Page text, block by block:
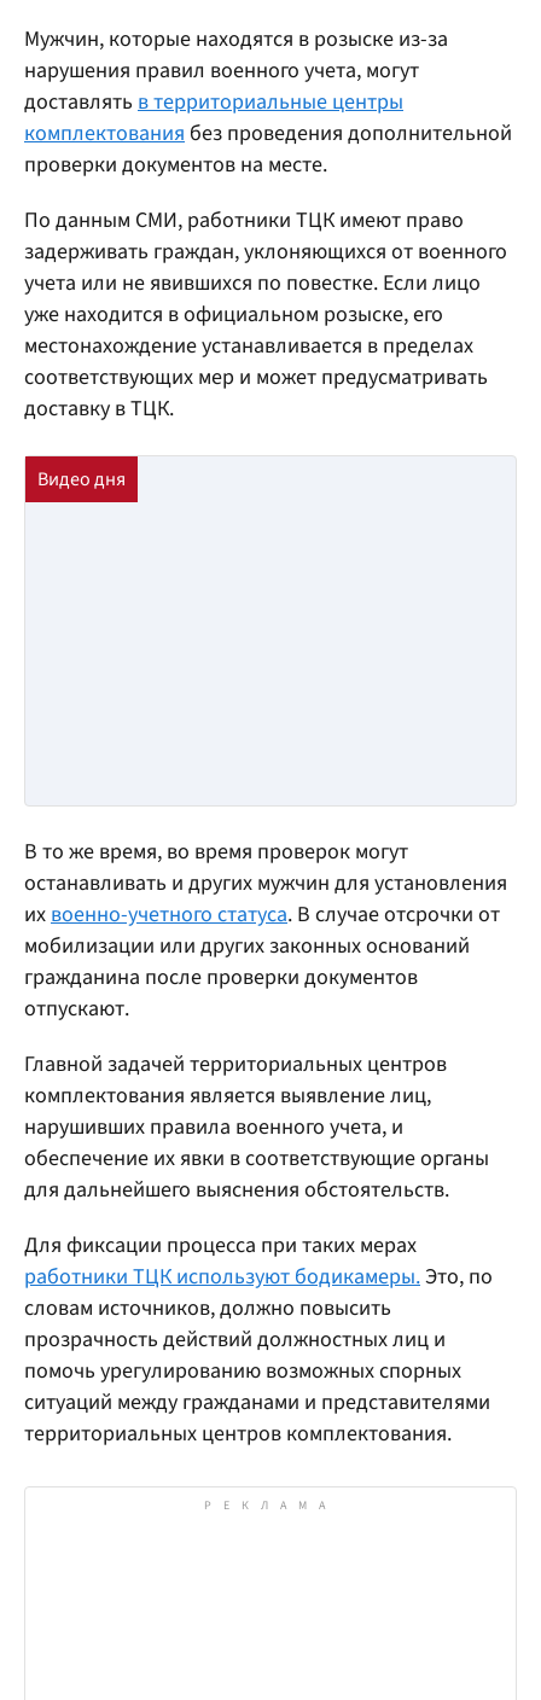
Мужчин, которые находятся в розыске из-за
нарушения правил военного учета, могут
доставлять в территориальные центры
комплектования без проведения дополнительной
проверки документов на месте.
По данным СМИ, работники ТЦК имеют право
задерживать граждан, уклоняющихся от военного
учета или не явившихся по повестке. Если лицо
уже находится в официальном розыске, его
местонахождение устанавливается в пределах
соответствующих мер и может предусматривать
доставку в ТЦК.
В то же время, во время проверок могут
останавливать и других мужчин для установления
ихвоенно-учетного статуса. В случае отсрочки от
мобилизации или других законных оснований
гражданина после проверки документов
отпускают.
Главной задачей территориальных центров
комплектования является выявление лиц,
нарушивших правила военного учета, и
обеспечение их явки в соответствующие органы
для дальнейшего выяснения обстоятельств.
Для фиксации процесса при таких мерах
работники ТЦК используют бодикамеры.Это, по
словам источников, должно повысить
прозрачность действий должностных лиц и
помочь урегулированию возможных спорных
ситуаций между гражданами и представителями
территориальных центров комплектования.